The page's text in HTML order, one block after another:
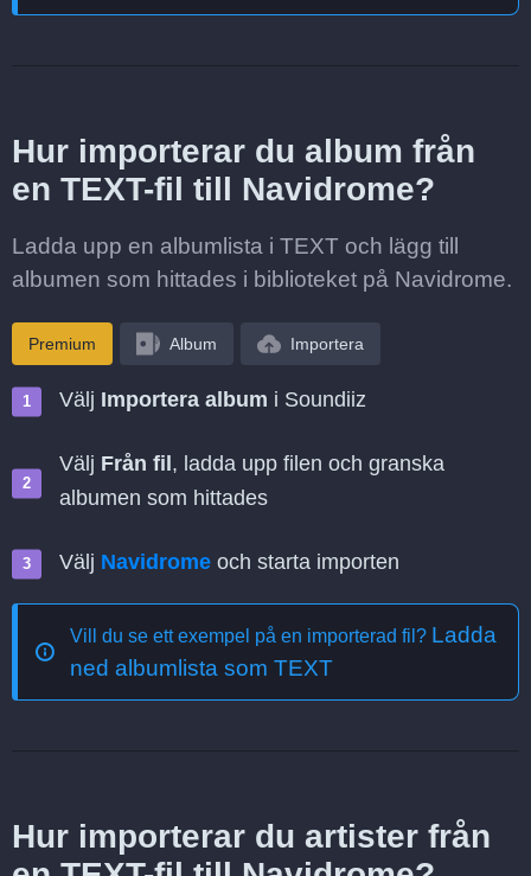
Hur importerar du album från
en TEXT-fil till Navidrome?
Ladda upp en albumlista i TEXT och lägg till
albumen som hittades i biblioteket på Navidrome.
Premium Album Importera
Välj Importera album i Soundiiz
Välj Från fil , ladda upp filen och granska
albumen som hittades
Välj Navidrome och starta importen
Vill du se ett exempel på en importerad fil? Ladda
ned albumlista som TEXT
Hur importerar du artister från